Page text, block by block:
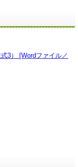
式3） [Wordファイル／